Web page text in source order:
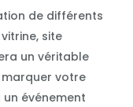
de différents
site
un véritable
votre
événement